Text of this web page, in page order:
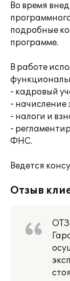
Во время
подробные
программе.
В работе
- кадровый
- начисление
- налоги и
-
ФНС.
Ведется
Отзыв